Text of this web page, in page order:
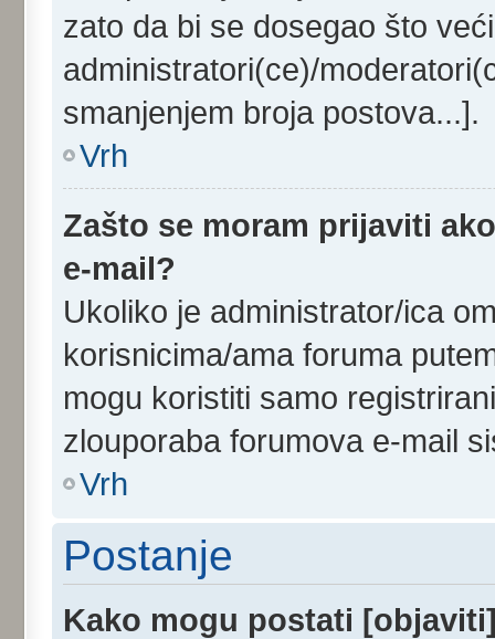
zato da bi se dosegao što
administratori(ce)/
smanjenjem broja postova...].
Vrh
Zašto se moram prijaviti
e-mail?
Ukoliko je administrator/ica
korisnicima/ama foruma
mogu koristiti samo
zlouporaba forumova e-mail
Vrh
Postanje
Kako mogu postati